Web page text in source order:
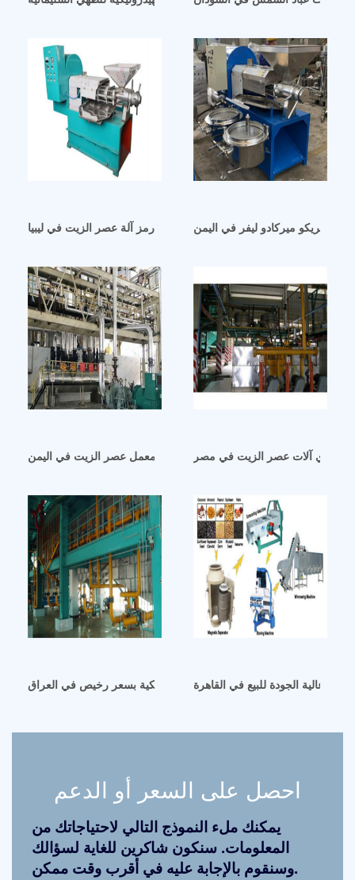
آلة عصر الزيت أمازون/رمز آلة عصر الزيت في ليبيابريكو ميركادو ليفر في اليمن
تكنولوجيا وأفكار معمل عصر الزيت في اليمنموردي آلات عصر الزيت في مصر
مطحنة زيت فول الصويا الأوتوماتيكية بسعر رخيص في العراق
عالية الجودة للبيع في القاهرة
احصل على السعر أو الدعم
يمكنك ملء النموذج التالي لاحتياجاتك من
المعلومات. سنكون شاكرين للغاية لسؤالك
وسنقوم بالإجابة عليه في أقرب وقت ممكن.